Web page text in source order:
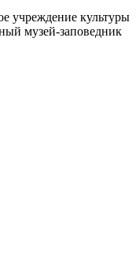
учреждение культуры
музей-заповедник